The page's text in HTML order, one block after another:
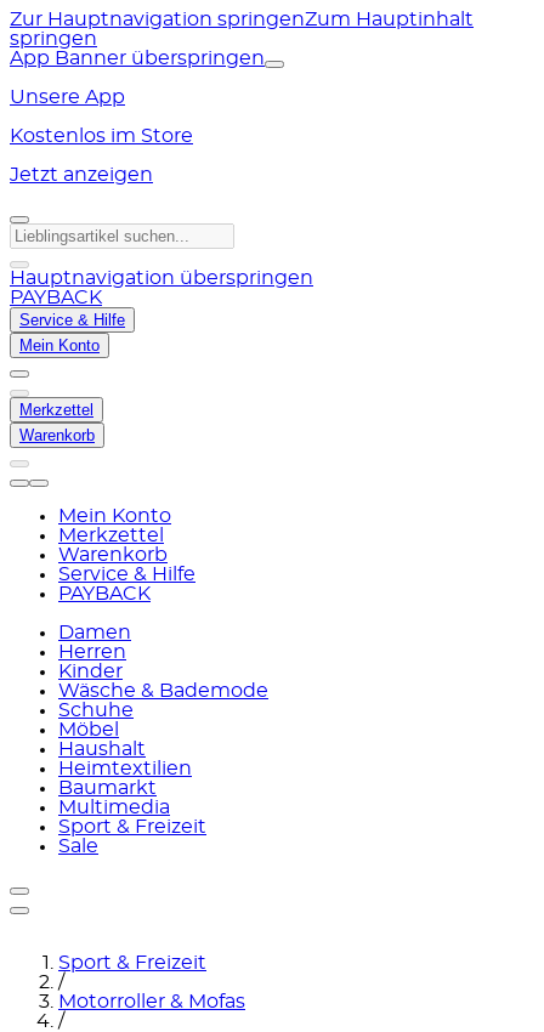
Zur Hauptnavigation springenZum Hauptinhalt
springen
App Banner überspringen
Unsere App
Kostenlos im Store
Jetzt anzeigen
Hauptnavigation überspringen
PAYBACK
Service & Hilfe
Mein Konto
Merkzettel
Warenkorb
Mein Konto
Merkzettel
Warenkorb
Service & Hilfe
PAYBACK
Damen
Herren
Kinder
Wäsche & Bademode
Schuhe
Möbel
Haushalt
Heimtextilien
Baumarkt
Multimedia
Sport & Freizeit
Sale
Sport & Freizeit
/
Motorroller & Mofas
/